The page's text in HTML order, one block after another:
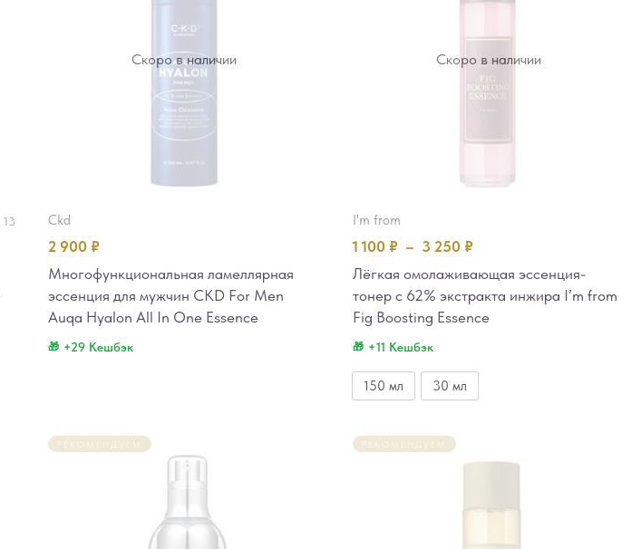
13
Скоро в наличии
ckd
2 900 ₽
Многофункциональная ламеллярная
эссенция для мужчин CKD For Men
Auqa Hyalon All In One Essence
+29 Кешбэк
Скоро в наличии
i'm from
1 100 ₽ – 3 250 ₽
Лёгкая омолаживающая эссенция-
тонер c 62% экстракта инжира I’m from
Fig Boosting Essence
+11 Кешбэк
150 мл 30 мл
РЕКОМЕНДУЕМ РЕКОМЕНДУЕМ